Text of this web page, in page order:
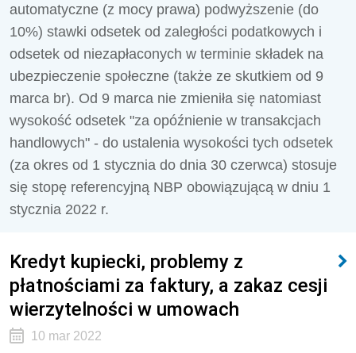
automatyczne (z mocy prawa) podwyższenie (do
10%) stawki odsetek od zaległości podatkowych i
odsetek od niezapłaconych w terminie składek na
ubezpieczenie społeczne (także ze skutkiem od 9
marca br). Od 9 marca nie zmieniła się natomiast
wysokość odsetek "za opóźnienie w transakcjach
handlowych" - do ustalenia wysokości tych odsetek
(za okres od 1 stycznia do dnia 30 czerwca) stosuje
się stopę referencyjną NBP obowiązującą w dniu 1
stycznia 2022 r.
Kredyt kupiecki, problemy z
płatnościami za faktury, a zakaz cesji
wierzytelności w umowach
10 mar 2022